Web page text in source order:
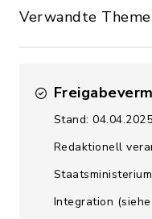
Verwandte
Stand: 04.04.2025
Redaktionell
Integration (siehe